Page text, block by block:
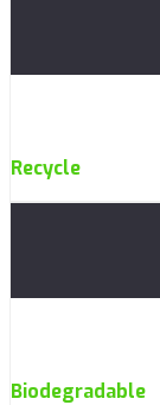
Recycle
Biodegradable